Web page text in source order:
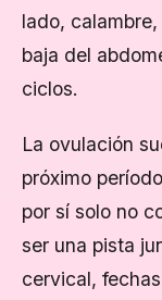
lado,
baja del
ciclos.
La ovulación
próximo
por sí solo no
ser una pista
cervical,